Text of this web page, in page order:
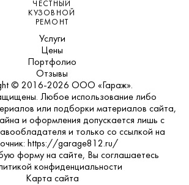
ЧЕСТНЫЙ
КУЗОВНОЙ
РЕМОНТ
Услуги
Цены
Портфолио
Отзывы
© 2016-2026 ООО «Гараж».
Любое использование либо
или подборки материалов сайта,
и оформления допускается лишь с
и только со ссылкой на
https://garage812.ru/
форму на сайте, Вы соглашаетесь
конфиденциальности
Карта сайта